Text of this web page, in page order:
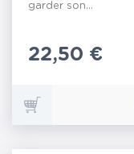
garder son...
Prix
22,50 €